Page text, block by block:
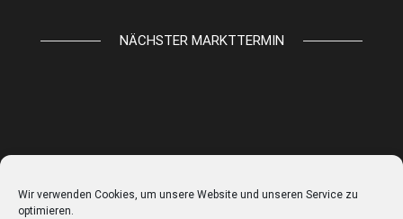
Wir verwenden Cookies, um unsere Website und unseren Service zu
optimieren.
NÄCHSTER MARKTTERMIN